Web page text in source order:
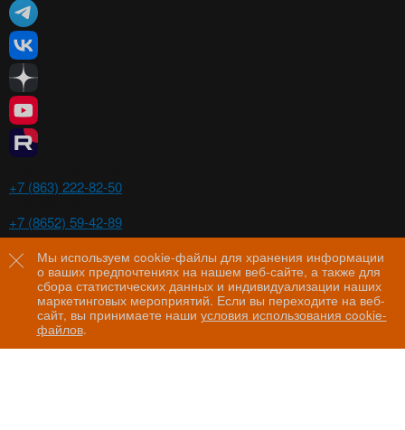
Мы используем cookie-файлы для хранения информации
о ваших предпочтениях на нашем веб-сайте, а также для
сбора статистических данных и индивидуализации наших
маркетинговых мероприятий. Если вы переходите на веб-
сайт, вы принимаете наши условия использования cookie-
файлов.
+7 (863) 222-82-50
+7 (8652) 59-42-89
Волгоград
+7 (8442) 29-00-21
Пятигорск
+7 (8793) 97-60-44